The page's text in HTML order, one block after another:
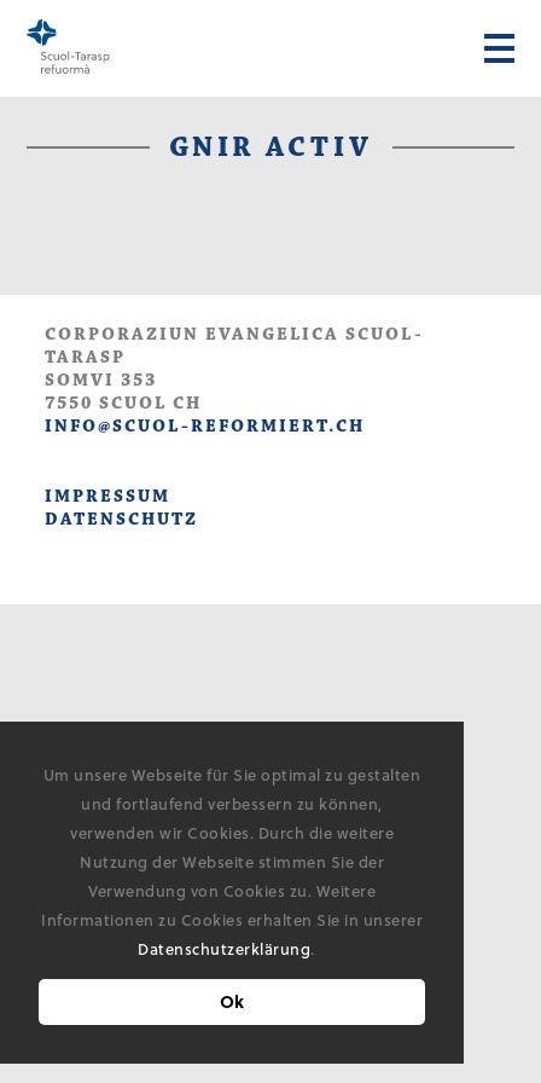
Um unsere Webseite für Sie optimal zu gestalten
und fortlaufend verbessern zu können,
verwenden wir Cookies. Durch die weitere
Nutzung der Webseite stimmen Sie der
Verwendung von Cookies zu. Weitere
Informationen zu Cookies erhalten Sie in unserer
Datenschutzerklärung.
Ok
GNIR ACTIV
CORPORAZIUN EVANGELICA SCUOL-
TARASP
SOMVI 353
7550 SCUOL CH
INFO@SCUOL-REFORMIERT.CH
IMPRESSUM
DATENSCHUTZ